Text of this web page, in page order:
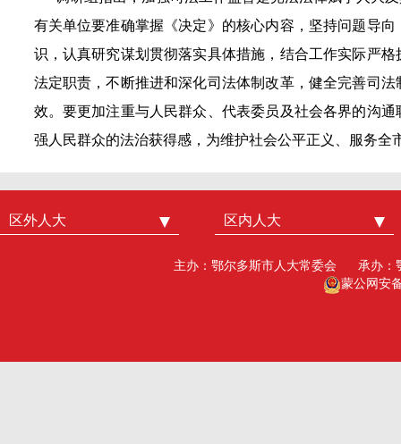
有关单位要准确掌握《决定》的核心内容，坚持问题导
识，认真研究谋划贯彻落实具体措施， 结合工作实际严格
法定职责，不断推进和深化司法体制改革，健全完善司
效。要更加注重与人民群众、代表委员及社会各界的沟
强人民群众的法治获得感，为维护社会公平正义、服务全
区外人大
中国人大
区内人大
内蒙古人大
包头人大
巴彦淖尔市人大
主办：鄂尔多斯市人大常委会
承办：
蒙公网安